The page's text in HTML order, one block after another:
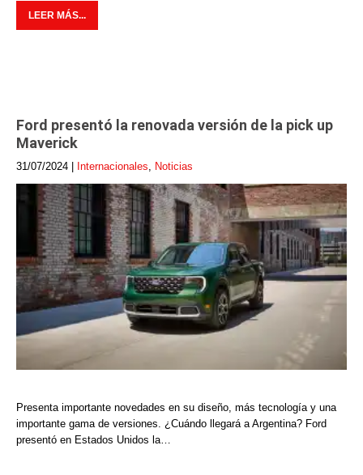
LEER MÁS...
Ford presentó la renovada versión de la pick up
Maverick
31/07/2024 Internacionales, Noticias
Presenta importante novedades en su diseño, más tecnología y una
importante gama de versiones. ¿Cuándo llegará a Argentina? Ford
presentó en Estados Unidos la…